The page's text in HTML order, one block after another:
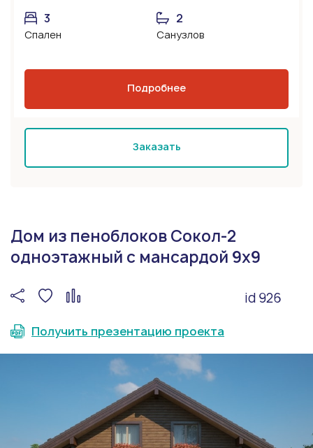
3
Спален
2
Санузлов
Подробнее
Заказать
Дом из пеноблоков Сокол-2
одноэтажный с мансардой 9х9
id 926
Получить презентацию проекта